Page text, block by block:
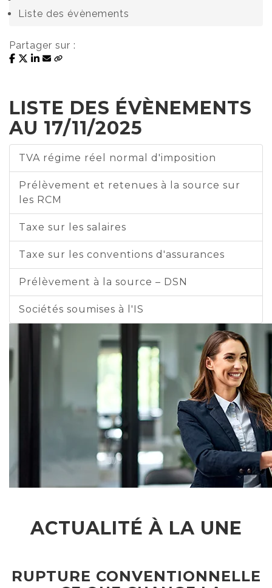
Liste des évènements
Partager sur :
LISTE DES ÉVÈNEMENTS
AU 17/11/2025
TVA régime réel normal d'imposition
Prélèvement et retenues à la source sur
les RCM
Taxe sur les salaires
Taxe sur les conventions d'assurances
Prélèvement à la source – DSN
Sociétés soumises à l'IS
ACTUALITÉ À LA UNE
RUPTURE CONVENTIONNELLE